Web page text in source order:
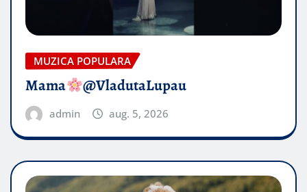
MUZICA POPULARA
Mama @VladutaLupau
admin aug. 5, 2026